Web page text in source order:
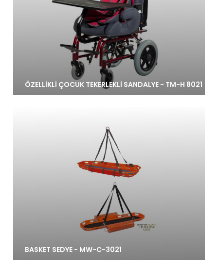
ÖZELLİKLİ ÇOCUK TEKERLEKLİ SANDALYE - TM-H 8021
BASKET SEDYE - MW-C-3021